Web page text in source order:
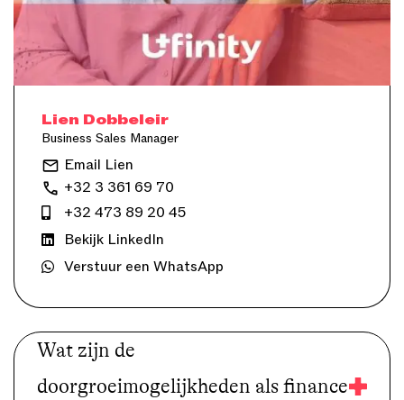
Lien Dobbeleir
Business Sales Manager
Email Lien
+32 3 361 69 70
+32 473 89 20 45
Bekijk LinkedIn
Verstuur een WhatsApp
Wat zijn de
doorgroeimogelijkheden als finance